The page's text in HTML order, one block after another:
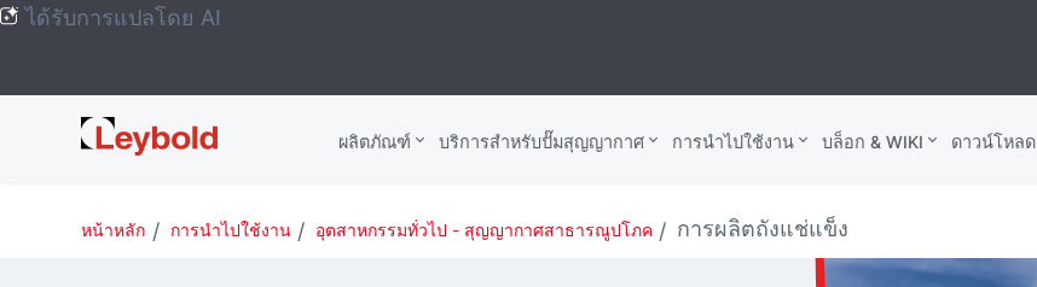
ได้รับการแปลโดย AI
Leybold
Global
ผลิตภัณฑ์ บริการสําหรับปั๊มสุญญากาศ การนำไปใช้งาน บล็อก & WIKI ดาวน์โหลด
หน้าหลัก การนำไปใช้งาน อุตสาหกรรมทั่วไป - สุญญากาศสาธารณูปโภค การผลิตถังแช่แข็ง